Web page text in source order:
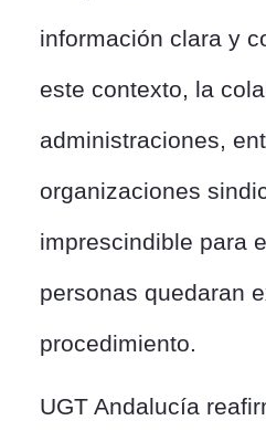
información clara y
este contexto, la
administraciones,
organizaciones
imprescindible para
personas quedaran
procedimiento.
UGT Andalucía